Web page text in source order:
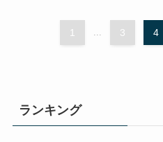
1 ... 3 4
ランキング